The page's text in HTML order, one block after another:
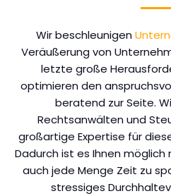
Wir beschleunigen
Veräußerung von
letzte große
optimieren den
beratend zur Seite.
Rechtsanwälten und
großartige Expertise für
Dadurch ist es Ihnen möglich
auch jede Menge Zeit zu
stressiges